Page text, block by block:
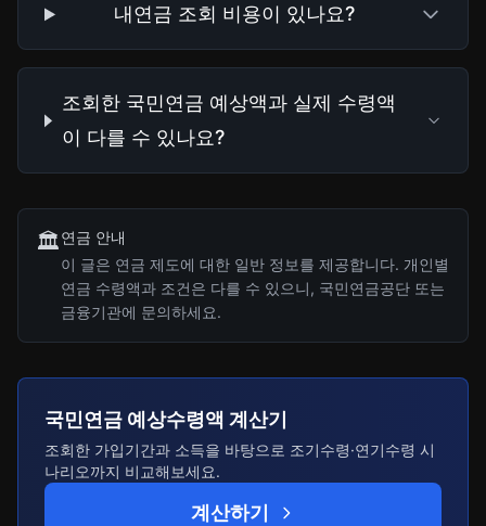
내연금 조회 비용이 있나요?
조회한 국민연금 예상액과 실제 수령액
이 다를 수 있나요?
🏛️연금 안내
이 글은 연금 제도에 대한 일반 정보를 제공합니다. 개인별
연금 수령액과 조건은 다를 수 있으니, 국민연금공단 또는
금융기관에 문의하세요.
국민연금 예상수령액 계산기
조회한 가입기간과 소득을 바탕으로 조기수령·연기수령 시
나리오까지 비교해보세요.
계산하기